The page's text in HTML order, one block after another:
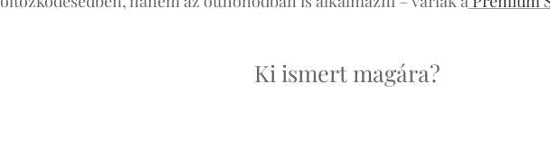
Ki ismert magára?